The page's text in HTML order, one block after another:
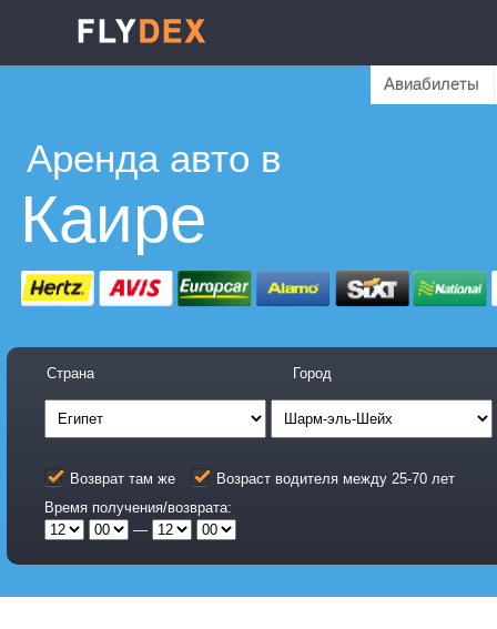
Авиабилеты
Аренда авто в
Каире
Страна Город
Возврат там же
Возраст водителя между 25-70 лет
Время получения/возврата:
—